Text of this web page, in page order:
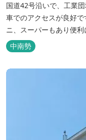
国道42号沿いで、工業
車でのアクセスが良好
ニ、スーパーもあり便
ス)、大型無料駐車場も完
中南勢